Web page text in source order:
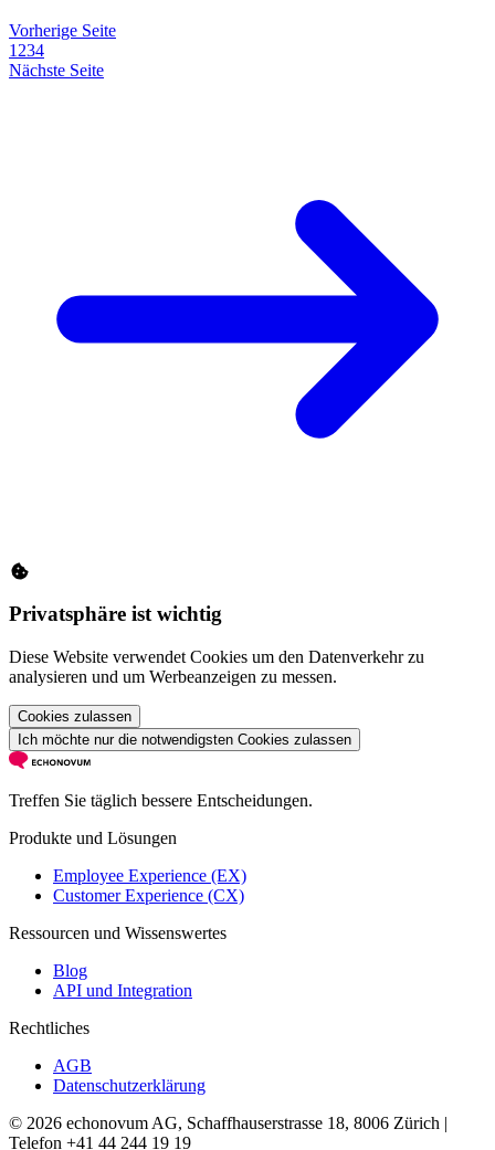
Vorherige Seite
1 234
Nächste Seite
Privatsphäre ist wichtig
Diese Website verwendet Cookies um den Datenverkehr zu
analysieren und um Werbeanzeigen zu messen.
Cookies zulassen
Ich möchte nur die notwendigsten Cookies zulassen
Treffen Sie täglich bessere Entscheidungen.
Produkte und Lösungen
Employee Experience (EX)
Customer Experience (CX)
Ressourcen und Wissenswertes
Blog
API und Integration
Rechtliches
AGB
Datenschutzerklärung
© 2026 echonovum AG, Schaffhauserstrasse 18, 8006 Zürich |
Telefon +41 44 244 19 19